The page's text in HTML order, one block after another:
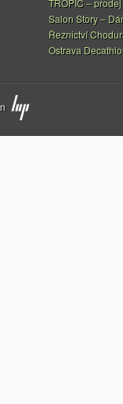
TROPIC –
Salon Story –
Řeznictví
Ostrava